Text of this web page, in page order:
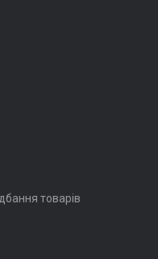
товарів